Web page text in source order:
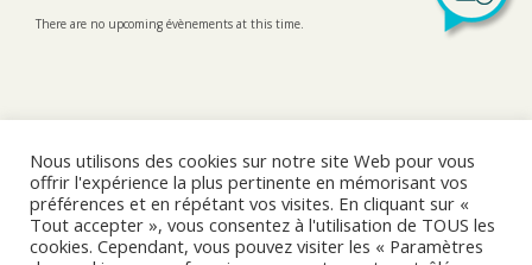
There are no upcoming évènements at this time.
LinkedIn
Nous utilisons des cookies sur notre site Web pour vous
offrir l'expérience la plus pertinente en mémorisant vos
préférences et en répétant vos visites. En cliquant sur «
Tout accepter », vous consentez à l'utilisation de TOUS les
cookies. Cependant, vous pouvez visiter les « Paramètres